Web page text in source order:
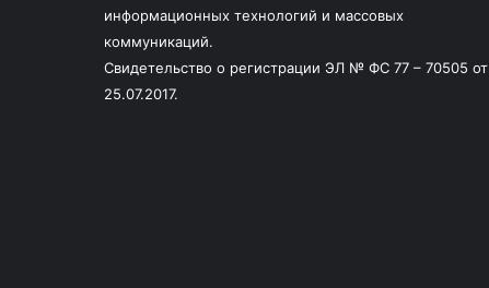
информационных технологий и массовых
коммуникаций.
Свидетельство о регистрации ЭЛ № ФС 77 – 70505 от
25.07.2017.